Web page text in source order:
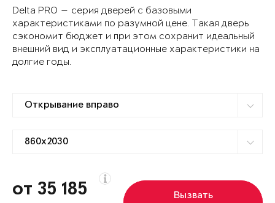
Delta PRO — серия дверей с базовыми
характеристиками по разумной цене. Такая дверь
сэкономит бюджет и при этом сохранит идеальный
внешний вид и эксплуатационные характеристики на
долгие годы.
от 35 185
Вызвать